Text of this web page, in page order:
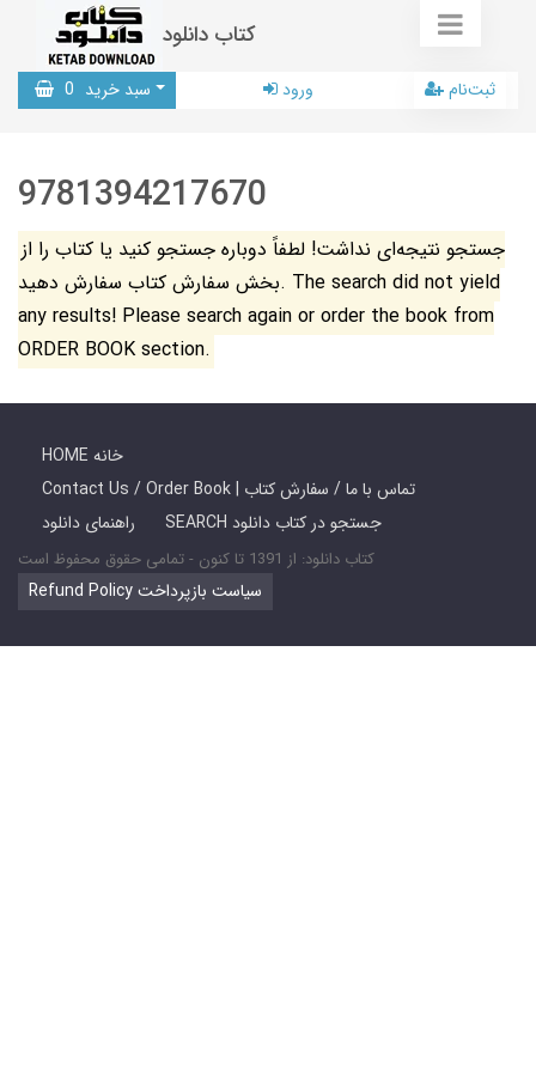
کتاب دانلود
سبد خرید 0 ورود ثبت‌نام
9781394217670
جستجو نتیجه‌ای نداشت! لطفاً دوباره جستجو کنید یا کتاب را از
بخش سفارش کتاب سفارش دهید. The search did not yield
any results! Please search again or order the book from
ORDER BOOK section.
HOME خانه
Contact Us / Order Book | تماس با ما / سفارش کتاب
راهنمای دانلود
SEARCH جستجو در کتاب دانلود
کتاب دانلود: از 1391 تا کنون - تمامی حقوق محفوظ است
Refund Policy سیاست بازپرداخت